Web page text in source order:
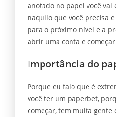
anotado no papel você vai
naquilo que você precisa
para o próximo nível e a
abrir uma conta e
Importância do
Porque eu falo que é
você ter um paperbet,
começar, tem muita gente